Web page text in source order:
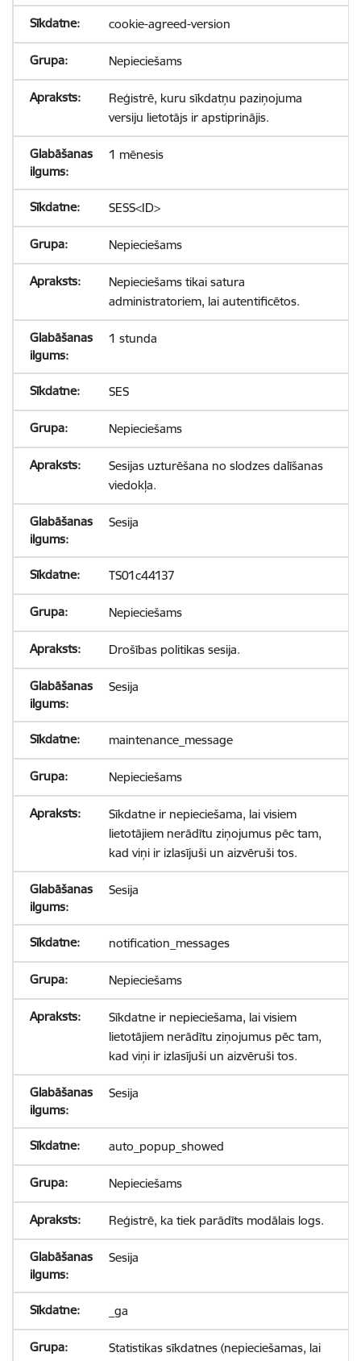
cookie-agreed-version
Nepieciešams
Reģistrē, kuru sīkdatņu paziņojuma
versiju lietotājs ir apstiprinājis.
1 mēnesis
SESS<ID>
Nepieciešams
Nepieciešams tikai satura
administratoriem, lai autentificētos.
1 stunda
SES
Nepieciešams
Sesijas uzturēšana no slodzes dalīšanas
viedokļa.
Sesija
TS01c44137
Nepieciešams
Drošības politikas sesija.
Sesija
maintenance_message
Nepieciešams
Sīkdatne ir nepieciešama, lai visiem
lietotājiem nerādītu ziņojumus pēc tam,
kad viņi ir izlasījuši un aizvēruši tos.
Sesija
notification_messages
Nepieciešams
Sīkdatne ir nepieciešama, lai visiem
lietotājiem nerādītu ziņojumus pēc tam,
kad viņi ir izlasījuši un aizvēruši tos.
Sesija
auto_popup_showed
Nepieciešams
Reģistrē, ka tiek parādīts modālais logs.
Sesija
_ga
Statistikas sīkdatnes (nepieciešamas, lai